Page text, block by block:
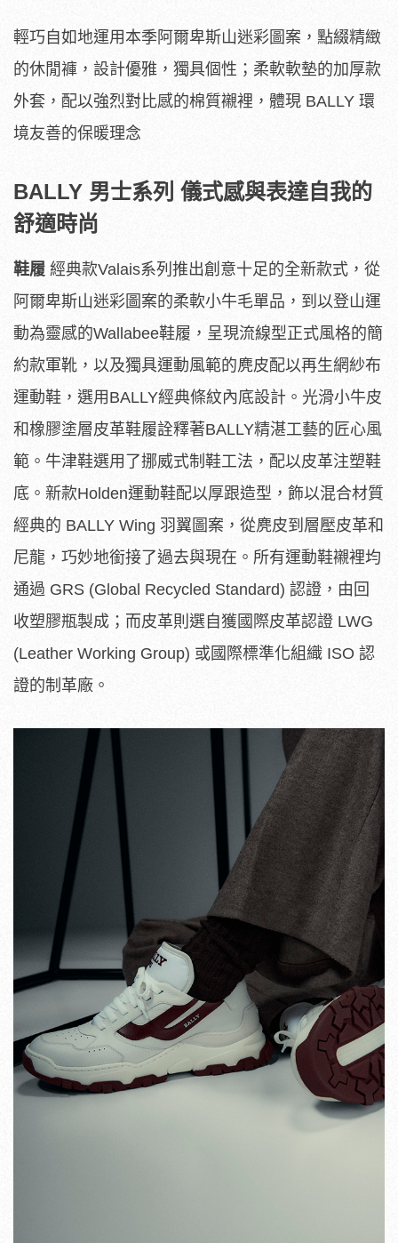
輕巧自如地運用本季阿爾卑斯山迷彩圖案，點綴精緻
的休閒褲，設計優雅，獨具個性；柔軟軟墊的加厚款
外套，配以強烈對比感的棉質襯裡，體現 BALLY 環
境友善的保暖理念
BALLY 男士系列 儀式感與表達自我的
舒適時尚
鞋履 經典款Valais系列推出創意十足的全新款式，從
阿爾卑斯山迷彩圖案的柔軟小牛毛單品，到以登山運
動為靈感的Wallabee鞋履，呈現流線型正式風格的簡
約款軍靴，以及獨具運動風範的麂皮配以再生網紗布
運動鞋，選用BALLY經典條紋內底設計。光滑小牛皮
和橡膠塗層皮革鞋履詮釋著BALLY精湛工藝的匠心風
範。牛津鞋選用了挪威式制鞋工法，配以皮革注塑鞋
底。新款Holden運動鞋配以厚跟造型，飾以混合材質
經典的 BALLY Wing 羽翼圖案，從麂皮到層壓皮革和
尼龍，巧妙地銜接了過去與現在。所有運動鞋襯裡均
通過 GRS (Global Recycled Standard) 認證，由回
收塑膠瓶製成；而皮革則選自獲國際皮革認證 LWG
(Leather Working Group) 或國際標準化組織 ISO 認
證的制革廠。